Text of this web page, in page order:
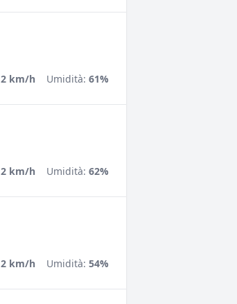
2 km/h Umidità: 61%
2 km/h Umidità: 62%
2 km/h Umidità: 54%